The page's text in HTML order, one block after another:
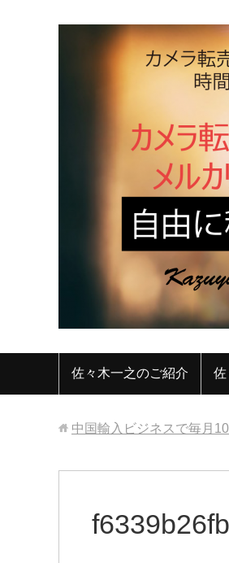
佐々木一之のご紹介 佐
中国輸入ビジネスで毎月